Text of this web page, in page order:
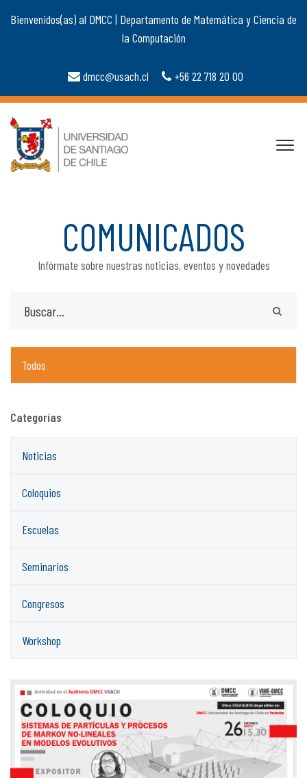
Bienvenidos(as) al DMCC | Departamento de Matemática y Ciencia de
la Computación
dmcc@usach.cl +56 22 718 20 00
COMUNICADOS
Infórmate sobre nuestras noticias, eventos y novedades
Todos
Categorías
Noticias
Coloquios
Escuelas
Seminarios
Congresos
Workshop